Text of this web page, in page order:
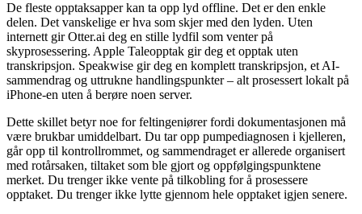
De fleste opptaksapper kan ta opp lyd offline. Det er den enkle
delen. Det vanskelige er hva som skjer med den lyden. Uten
internett gir Otter.ai deg en stille lydfil som venter på
skyprosessering. Apple Taleopptak gir deg et opptak uten
transkripsjon. Speakwise gir deg en komplett transkripsjon, et AI-
sammendrag og uttrukne handlingspunkter – alt prosessert lokalt på
iPhone-en uten å berøre noen server.
Dette skillet betyr noe for feltingeniører fordi dokumentasjonen må
være brukbar umiddelbart. Du tar opp pumpediagnosen i kjelleren,
går opp til kontrollrommet, og sammendraget er allerede organisert
med rotårsaken, tiltaket som ble gjort og oppfølgingspunktene
merket. Du trenger ikke vente på tilkobling for å prosessere
opptaket. Du trenger ikke lytte gjennom hele opptaket igjen senere.